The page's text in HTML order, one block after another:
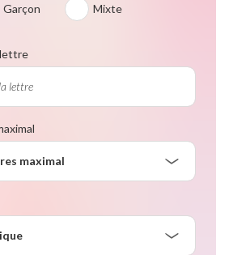
Garçon Mixte
lettre
maximal